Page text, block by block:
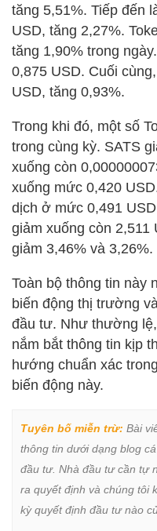
tăng 5,51%. Tiếp đến
USD, tăng 2,27%.
tăng 1,90% trong
0,875 USD. Cuối cùng,
USD, tăng 0,93%.
Trong khi đó, một số
trong cùng kỳ. SATS
xuống còn
xuống mức 0,420
dịch ở mức 0,491
giảm xuống còn
giảm 3,46% và 3,26%.
Toàn bộ thông tin này
biến động thị trường
đầu tư. Như thường
nắm bắt thông tin kịp
hướng chuẩn xác
biến động này.
Tuyên bố miễn trừ: Bài
thông tin dưới dạng blog
đầu tư. Nhà đầu tư cần tự
ra quyết định và chúng tôi
kỳ quyết định đầu tư nào